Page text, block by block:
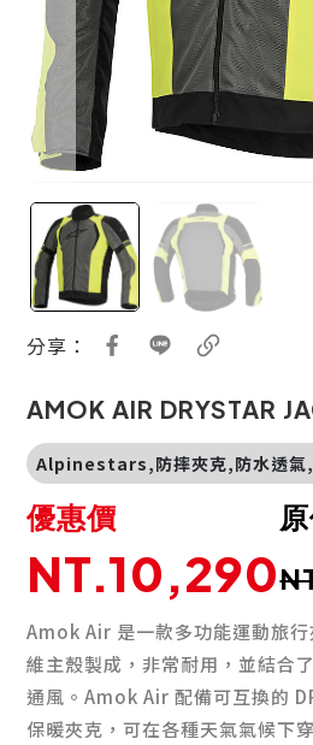
分享：
AMOK AIR DRYSTAR
Alpinestars,防摔夾克,防水透氣
優惠價
NT.10,290
Amok Air 是一款多功能運動旅
維主殼製成，非常耐用，並結合
通風。Amok Air 配備可互換的
保暖夾克，可在各種天氣氣候下